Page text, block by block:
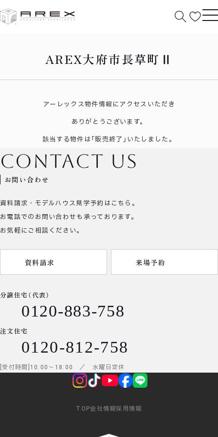
AREX大府市長草町Ⅱ
アーレックス物件情報にアクセスいただき
ありがとうございます。
該当する物件は「販売終了」いたしました。
お問い合わせ
contact us
資料請求・モデルハウス見学予約はこちら。
お電話でのお問い合わせも承っております。
お気軽にご相談ください。
資料請求 来場予約
分譲住宅（代表）
0120-883-758
注文住宅
0120-812-758
受付時間 10:00 ～ 18:00 ／ 水曜日定休
TOP会社情報採用情報